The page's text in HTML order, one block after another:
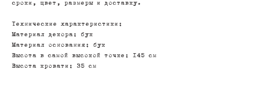
сроки, цвет, размеры и доставку.
Технические характеристики:
Материал декора: бук
Материал основания: бук
Высота в самой высокой точке: 145 см
Высота кровати: 35 см